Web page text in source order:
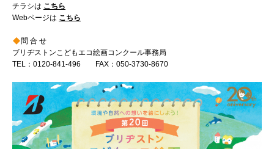
チラシは こちら
Webページは こちら
問 合 せ
ブリヂストンこどもエコ絵画コンクール事務局
TEL：0120-841-496 FAX：050-3730-8670